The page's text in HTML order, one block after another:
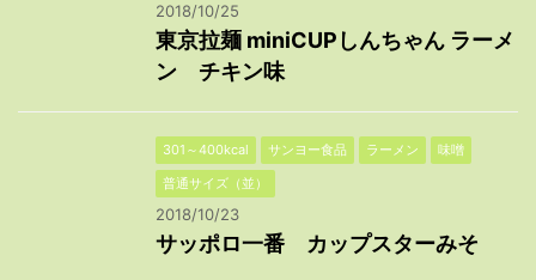
2018/10/25
東京拉麺 miniCUPしんちゃん ラーメ
ン チキン味
301～400kcal サンヨー食品 ラーメン
味噌
普通サイズ（並）
2018/10/23
サッポロ一番 カップスターみそ